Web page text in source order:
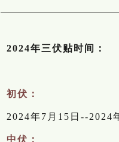
2024年三伏贴时间：
初伏：
2024年7月15日--2024
中伏：